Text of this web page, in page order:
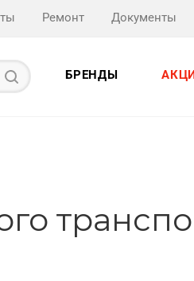
Ремонт Документы
БРЕНДЫ